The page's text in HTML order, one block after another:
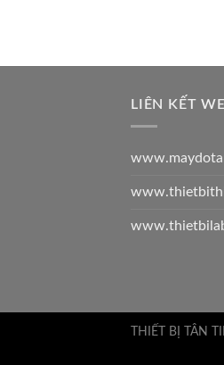
LIÊN KẾT
THIẾT BỊ TÂN